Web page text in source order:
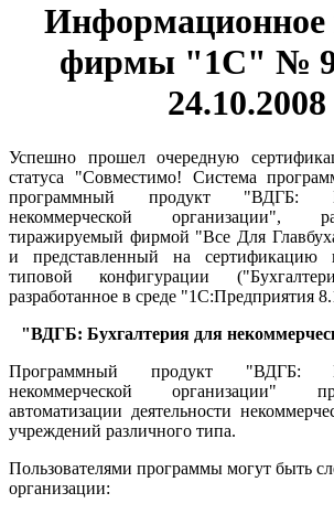
Информационное
фирмы "1С" №
24.10.2008
Успешно прошел очередную
статуса "Совместимо! Система
программный продукт "ВДГБ:
некоммерческой организации",
тиражируемый фирмой "Все Для
и представленный на сертификацию
типовой конфигурации
разработанное в среде "1С:Предприятия
"ВДГБ: Бухгалтерия для
Программный продукт "ВДГБ:
некоммерческой организации"
автоматизации деятельности
учреждений различного типа.
Пользователями программы могут быть
организации: